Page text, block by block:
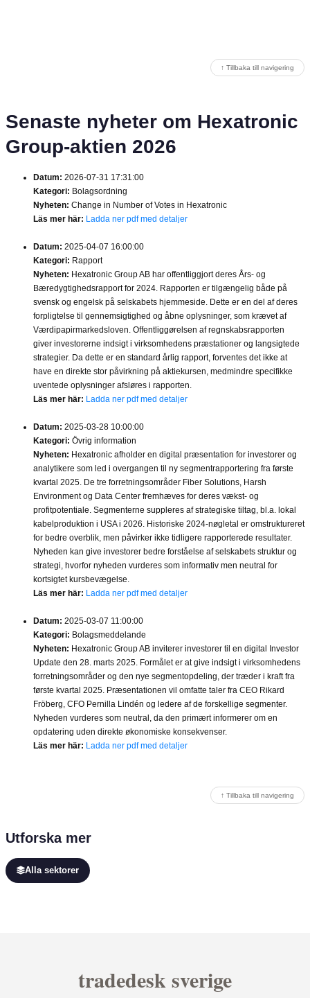
↑ Tillbaka till navigering
Senaste nyheter om Hexatronic
Group-aktien 2026
Datum: 2026-07-31 17:31:00
Kategori: Bolagsordning
Nyheten: Change in Number of Votes in Hexatronic
Läs mer här: Ladda ner pdf med detaljer
Datum: 2025-04-07 16:00:00
Kategori: Rapport
Nyheten: Hexatronic Group AB har offentliggjort deres Års- og
Bæredygtighedsrapport for 2024. Rapporten er tilgængelig både på
svensk og engelsk på selskabets hjemmeside. Dette er en del af deres
forpligtelse til gennemsigtighed og åbne oplysninger, som krævet af
Værdipapirmarkedsloven. Offentliggørelsen af regnskabsrapporten
giver investorerne indsigt i virksomhedens præstationer og langsigtede
strategier. Da dette er en standard årlig rapport, forventes det ikke at
have en direkte stor påvirkning på aktiekursen, medmindre specifikke
uventede oplysninger afsløres i rapporten.
Läs mer här: Ladda ner pdf med detaljer
Datum: 2025-03-28 10:00:00
Kategori: Övrig information
Nyheten: Hexatronic afholder en digital præsentation for investorer og
analytikere som led i overgangen til ny segmentrapportering fra første
kvartal 2025. De tre forretningsområder Fiber Solutions, Harsh
Environment og Data Center fremhæves for deres vækst- og
profitpotentiale. Segmenterne suppleres af strategiske tiltag, bl.a. lokal
kabelproduktion i USA i 2026. Historiske 2024-nøgletal er omstruktureret
for bedre overblik, men påvirker ikke tidligere rapporterede resultater.
Nyheden kan give investorer bedre forståelse af selskabets struktur og
strategi, hvorfor nyheden vurderes som informativ men neutral for
kortsigtet kursbevægelse.
Läs mer här: Ladda ner pdf med detaljer
Datum: 2025-03-07 11:00:00
Kategori: Bolagsmeddelande
Nyheten: Hexatronic Group AB inviterer investorer til en digital Investor
Update den 28. marts 2025. Formålet er at give indsigt i virksomhedens
forretningsområder og den nye segmentopdeling, der træder i kraft fra
første kvartal 2025. Præsentationen vil omfatte taler fra CEO Rikard
Fröberg, CFO Pernilla Lindén og ledere af de forskellige segmenter.
Nyheden vurderes som neutral, da den primært informerer om en
opdatering uden direkte økonomiske konsekvenser.
Läs mer här: Ladda ner pdf med detaljer
↑ Tillbaka till navigering
Utforska mer
Alla sektorer
tradedesk sverige